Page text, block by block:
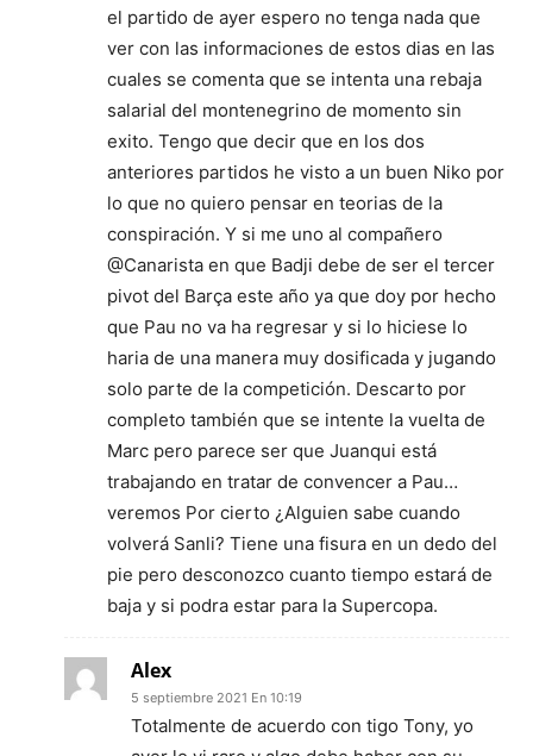
el partido de ayer espero no tenga nada que
ver con las informaciones de estos dias en las
cuales se comenta que se intenta una rebaja
salarial del montenegrino de momento sin
exito. Tengo que decir que en los dos
anteriores partidos he visto a un buen Niko por
lo que no quiero pensar en teorias de la
conspiración. Y si me uno al compañero
@Canarista en que Badji debe de ser el tercer
pivot del Barça este año ya que doy por hecho
que Pau no va ha regresar y si lo hiciese lo
haria de una manera muy dosificada y jugando
solo parte de la competición. Descarto por
completo también que se intente la vuelta de
Marc pero parece ser que Juanqui está
trabajando en tratar de convencer a Pau…
veremos Por cierto ¿Alguien sabe cuando
volverá Sanli? Tiene una fisura en un dedo del
pie pero desconozco cuanto tiempo estará de
baja y si podra estar para la Supercopa.
Alex
5 septiembre 2021 En 10:19
Totalmente de acuerdo con tigo Tony, yo